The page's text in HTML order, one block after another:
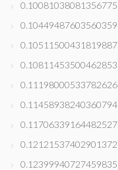
0.10081038081356775
0.10449487603560359
0.10511500431819887
0.10811453500462853
0.11198000533782626
0.11458938240360794
0.11706339164482527
0.12121537402901372
0.12399940727459835